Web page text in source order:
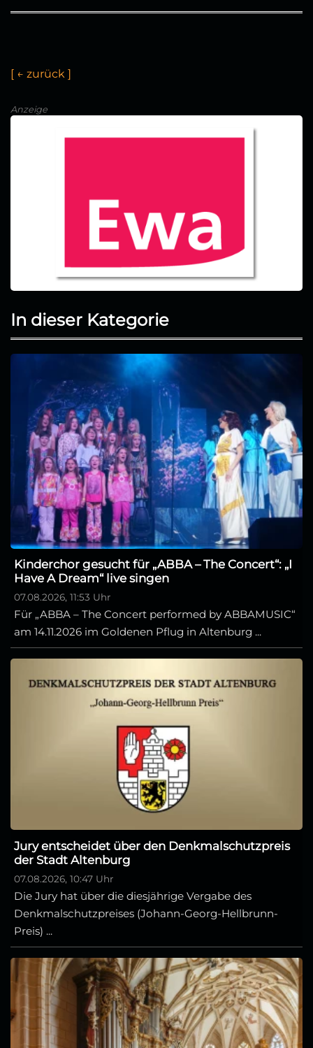
[ ← zurück ]
Anzeige
In dieser Kategorie
Kinderchor gesucht für „ABBA – The Concert“: „I
Have A Dream“ live singen
07.08.2026, 11:53 Uhr
Für „ABBA – The Concert performed by ABBAMUSIC“
am 14.11.2026 im Goldenen Pflug in Altenburg ...
Jury entscheidet über den Denkmalschutzpreis
der Stadt Altenburg
07.08.2026, 10:47 Uhr
Die Jury hat über die diesjährige Vergabe des
Denkmalschutzpreises (Johann-Georg-Hellbrunn-
Preis) ...